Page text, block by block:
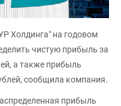
Холдинга" на годовом
чистую прибыль за
а также прибыль
сообщила компания.
прибыль